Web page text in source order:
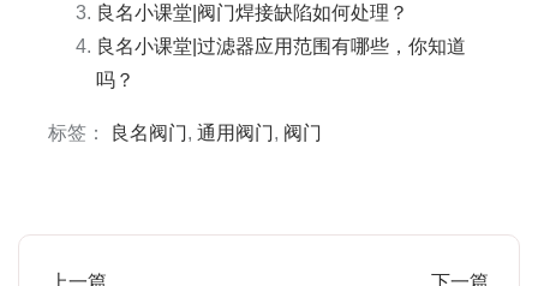
良名小课堂|阀门焊接缺陷如何处理？
良名小课堂|过滤器应用范围有哪些，你知道
吗？
标签： 良名阀门, 通用阀门, 阀门
上一篇 下一篇